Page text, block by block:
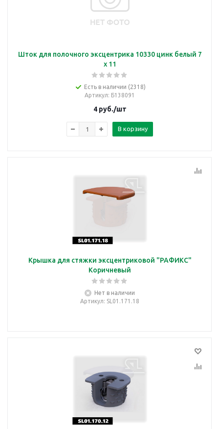
Шток для полочного эксцентрика 10330 цинк белый 7
x 11
Есть в наличии (2318)
Артикул: Б138091
4руб./шт
В корзину
Крышка для стяжки эксцентриковой "РАФИКС"
Коричневый
Нет в наличии
Артикул: SL01.171.18